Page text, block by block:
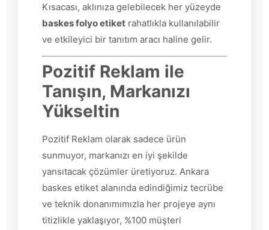
Kısacası, aklınıza gelebilecek her yüzeyde
baskes folyo etiket rahatlıkla kullanılabilir
ve etkileyici bir tanıtım aracı haline gelir.
Pozitif Reklam ile
Tanışın, Markanızı
Yükseltin
Pozitif Reklam olarak sadece ürün
sunmuyor, markanızı en iyi şekilde
yansıtacak çözümler üretiyoruz. Ankara
baskes etiket alanında edindiğimiz tecrübe
ve teknik donanımımızla her projeye aynı
titizlikle yaklaşıyor, %100 müşteri